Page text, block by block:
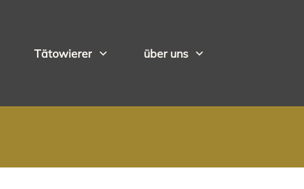
Tätowierer über uns